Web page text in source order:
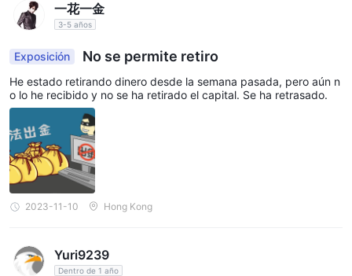
一花一金
3-5 años
Exposición No se permite retiro
He estado retirando dinero desde la semana pasada, pero aún n
o lo he recibido y no se ha retirado el capital. Se ha retrasado.
2023-11-10 Hong Kong
Yuri9239
Dentro de 1 año